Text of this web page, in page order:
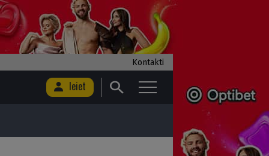
Kontakti
Ieiet